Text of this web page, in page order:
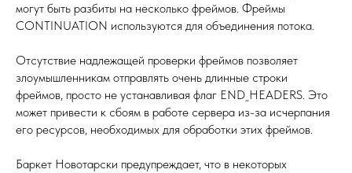
могут быть разбиты на несколько фреймов. Фреймы
CONTINUATION используются для объединения потока.
Отсутствие надлежащей проверки фреймов позволяет
злоумышленникам отправлять очень длинные строки
фреймов, просто не устанавливая флаг END_HEADERS. Это
может привести к сбоям в работе сервера из-за исчерпания
его ресурсов, необходимых для обработки этих фреймов.
Баркет Новотарски предупреждает, что в некоторых